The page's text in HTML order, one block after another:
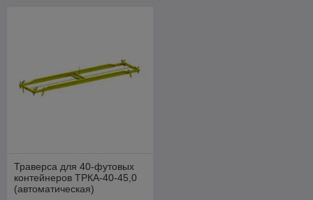
Траверса для 40-футовых
контейнеров ТРКА-40-45,0
(автоматическая)